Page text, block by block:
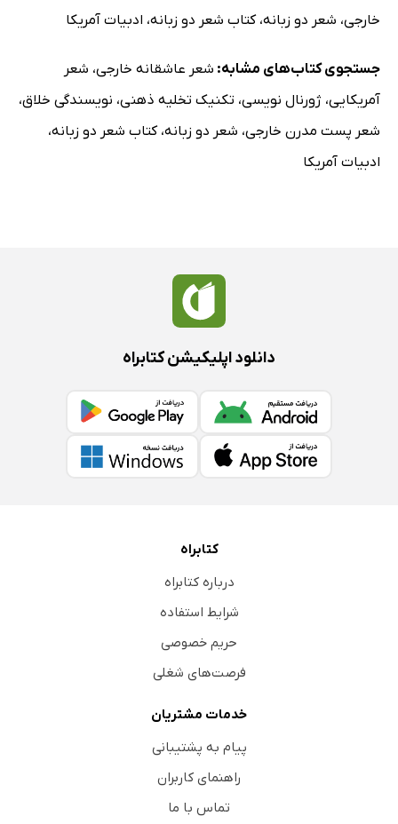
خارجی، شعر دو زبانه،کتاب شعر دو زبانه، ادبیات آمریکا
جستجوی کتاب‌های مشابه: شعر عاشقانه خارجی، شعر
آمریکایی، ژورنال نویسی، تکنیک تخلیه ذهنی، نویسندگی خلاق،
شعر پست مدرن خارجی، شعر دو زبانه،کتاب شعر دو زبانه،
ادبیات آمریکا
دانلود اپلیکیشن کتابراه
کتابراه
درباره کتابراه
شرایط استفاده
حریم خصوصی
فرصت‌های شغلی
خدمات مشتریان
پیام به پشتیبانی
راهنمای کاربران
تماس با ما